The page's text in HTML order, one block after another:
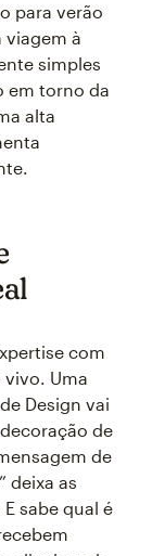
para verão
viagem à
simples
em torno da
alta
com
vivo. Uma
Design vai
de
de
deixa as
sabe qual é